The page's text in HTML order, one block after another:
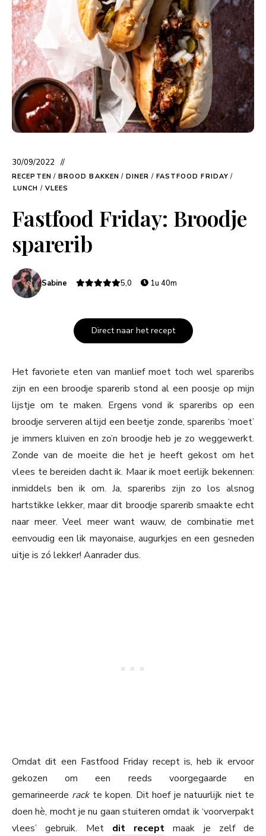
30/09/2022
RECEPTEN / BROOD BAKKEN / DINER / FASTFOOD FRIDAY /
LUNCH / VLEES
Fastfood Friday: Broodje
sparerib
Sabine 5,0 1u 40m
Direct naar het recept
Het favoriete eten van manlief moet toch wel spareribs
zijn en een broodje sparerib stond al een poosje op mijn
lijstje om te maken. Ergens vond ik spareribs op een
broodje serveren altijd een beetje zonde, spareribs ‘moet’
je immers kluiven en zo’n broodje heb je zo weggewerkt.
Zonde van de moeite die het je heeft gekost om het
vlees te bereiden dacht ik. Maar ik moet eerlijk bekennen:
inmiddels ben ik om. Ja, spareribs zijn zo los alsnog
hartstikke lekker, maar dit broodje sparerib smaakte echt
naar meer. Veel meer want wauw, de combinatie met
eenvoudig een lik mayonaise, augurkjes en een gesneden
uitje is zó lekker! Aanrader dus.
Omdat dit een Fastfood Friday recept is, heb ik ervoor
gekozen om een reeds voorgegaarde en
gemarineerde rack te kopen. Dit hoef je natuurlijk niet te
doen hè, mocht je nu gaan stuiteren omdat ik ‘voorverpakt
vlees’ gebruik. Met dit recept maak je zelf de